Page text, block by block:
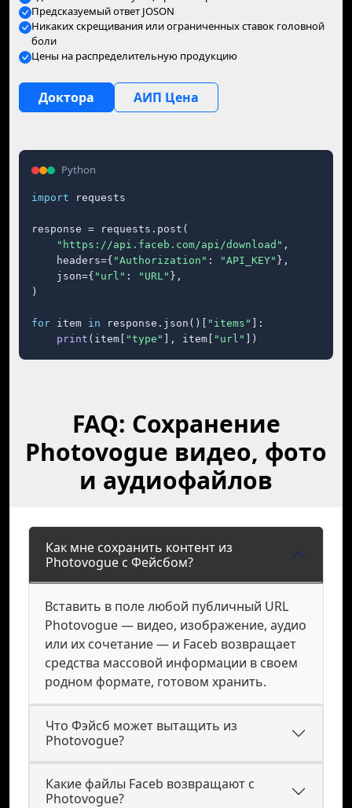
Предсказуемый ответ JOSON
Никаких скрещивания или ограниченных ставок головной
боли
Цены на распределительную продукцию
Доктора АИП Цена
Python
import requests
response = requests.post(
"https://api.faceb.com/api/download" ,
    headers={
"Authorization" : "API_KEY" },
    json={
"url" : "URL" },
)
for item in response.json()[ "items"
]:
print (item[ "type" ], item[ "url" ])
FAQ: Сохранение
Photovogue видео, фото
и аудиофайлов
Как мне сохранить контент из
Photovogue с Фейсбом?
Вставить в поле любой публичный URL
Photovogue — видео, изображение, аудио
или их сочетание — и Faceb возвращает
средства массовой информации в своем
родном формате, готовом хранить.
Что Фэйсб может вытащить из
Photovogue?
Какие файлы Faceb возвращают с
Photovogue?